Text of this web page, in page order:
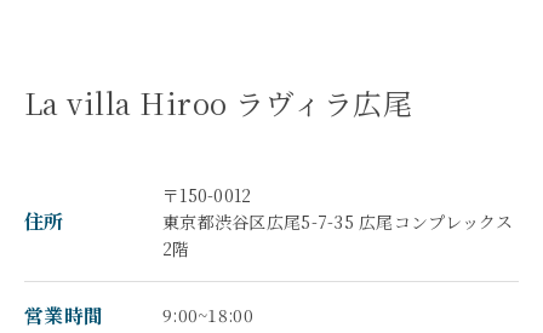
La villa Hiroo ラヴィラ広尾
住所
〒150-0012
東京都渋谷区広尾5-7-35 広尾コンプレックス
2階
営業時間 9:00~18:00